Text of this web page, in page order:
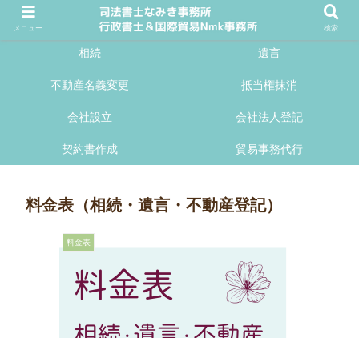
相続 遺言
不動産名義変更 抵当権抹消
会社設立 会社法人登記
契約書作成 貿易事務代行
料金表（相続・遺言・不動産登記）
料金表
メニュー 検索